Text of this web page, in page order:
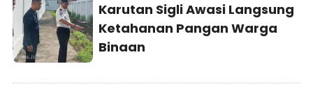
Karutan Sigli Awasi Langsung
Ketahanan Pangan Warga
Binaan